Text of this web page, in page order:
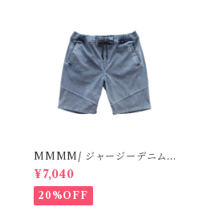
MMMM/ ジャージーデニム/
ショートパンツ L/BLUE 180
20M26
¥7,040
20%OFF